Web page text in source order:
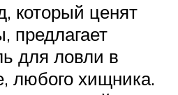
который ценят
предлагает
для ловли в
любого хищника.